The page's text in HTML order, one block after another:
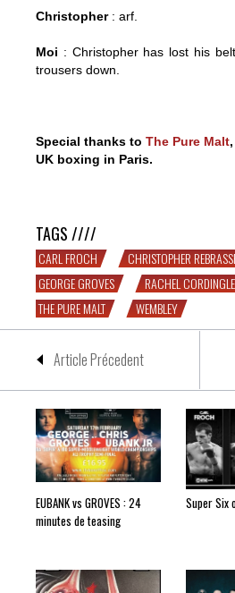
Christopher: arf.
Moi : Christopher has lost his
trousers down.
Special thanks to The Pure Malt
UK boxing in Paris.
TAGS ////
CARL FROCH
CHRISTOPHER
GEORGE GROVES
RACHEL
THE PURE MALT
WEMBLEY
Article Précedent
EUBANK vs GROVES : 24
minutes de teasing
Super Six